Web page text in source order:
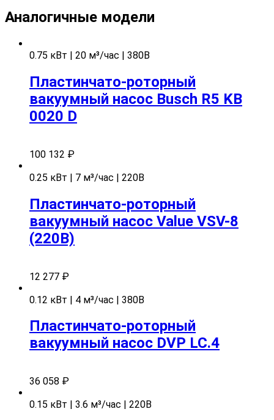
Аналогичные модели
0.75 кВт | 20 м³/час | 380В
Пластинчато-роторный
вакуумный насос Busch R5 KB
0020 D
100 132 ₽
0.25 кВт | 7 м³/час | 220В
Пластинчато-роторный
вакуумный насос Value VSV-8
(220В)
12 277 ₽
0.12 кВт | 4 м³/час | 380В
Пластинчато-роторный
вакуумный насос DVP LC.4
36 058 ₽
0.15 кВт | 3.6 м³/час | 220В